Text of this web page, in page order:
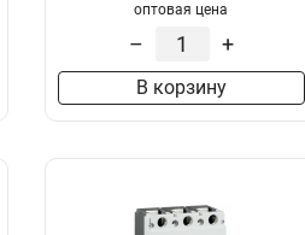
оптовая цена
– +
В корзину